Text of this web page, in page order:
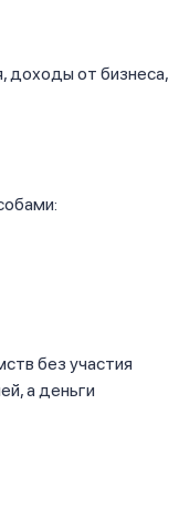
доходы от бизнеса,
без участия
а деньги